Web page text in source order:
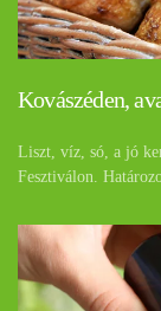
Kovászéden,
Liszt, víz, só, a jó
Fesztiválon.